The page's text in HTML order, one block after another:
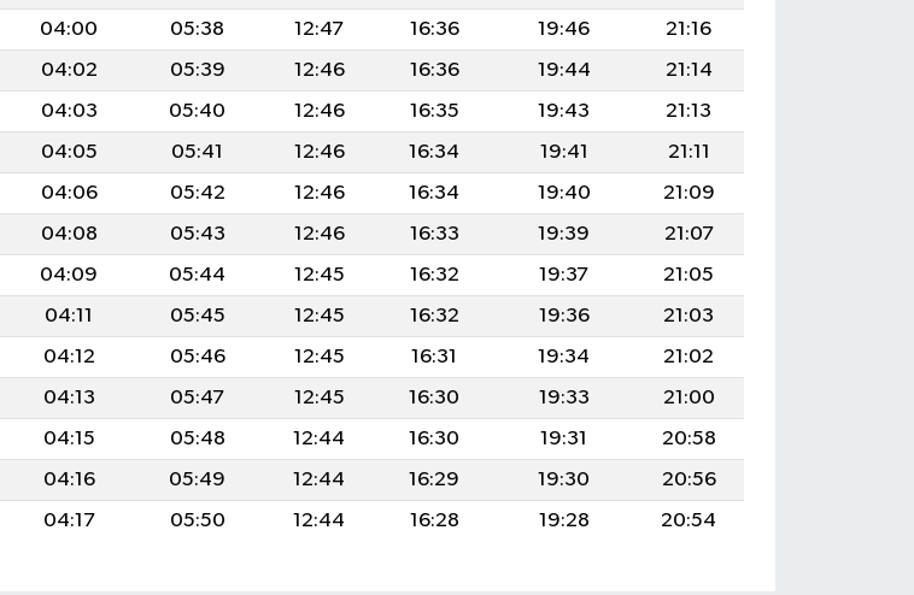
04:00 05:38 12:47 16:36 19:46
21:16
04:02 05:39 12:46 16:36 19:44
21:14
04:03 05:40 12:46 16:35 19:43
21:13
04:05 05:41 12:46 16:34 19:41
21:11
04:06 05:42 12:46 16:34 19:40
21:09
04:08 05:43 12:46 16:33 19:39
21:07
04:09 05:44 12:45 16:32 19:37
21:05
04:11 05:45 12:45 16:32 19:36
21:03
04:12 05:46 12:45 16:31 19:34
21:02
04:13 05:47 12:45 16:30 19:33
21:00
04:15 05:48 12:44 16:30 19:31
20:58
04:16 05:49 12:44 16:29 19:30
20:56
04:17 05:50 12:44 16:28 19:28 20:54